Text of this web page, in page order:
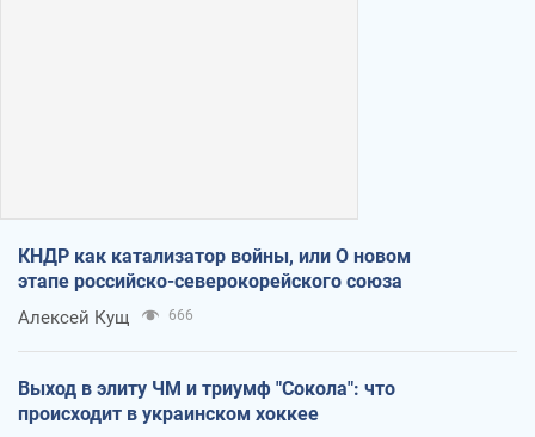
КНДР как катализатор войны, или О новом
этапе российско-северокорейского союза
Алексей Кущ 666
Выход в элиту ЧМ и триумф "Сокола": что
происходит в украинском хоккее